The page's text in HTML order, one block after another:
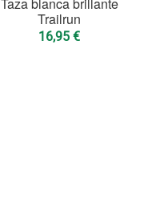
Trailrun
16,95 €